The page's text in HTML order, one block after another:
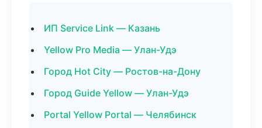
ИП Service Link — Казань
Yellow Pro Media — Улан-Удэ
Город Hot City — Ростов-на-Дону
Город Guide Yellow — Улан-Удэ
Portal Yellow Portal — Челябинск